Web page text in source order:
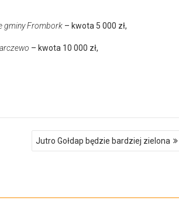
gminy Frombork – kwota 5 000 zł,
– kwota 10 000 zł,
Jutro Gołdap będzie bardziej zielona